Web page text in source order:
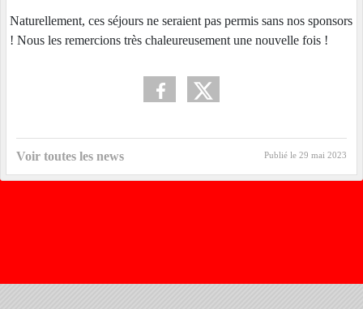
Naturellement, ces séjours ne seraient pas permis sans nos sponsors
! Nous les remercions très chaleureusement une nouvelle fois !
Voir toutes les news Publié le 29 mai 2023